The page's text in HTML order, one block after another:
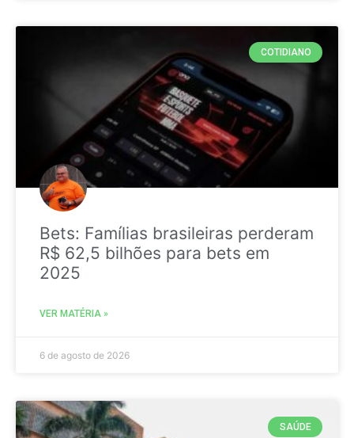
COTIDIANO
Bets: Famílias brasileiras perderam
R$ 62,5 bilhões para bets em
2025
VER MATÉRIA »
6 de agosto de 2026
SAÚDE